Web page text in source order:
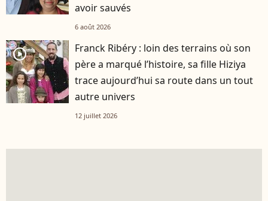
avoir sauvés
6 août 2026
player2
Franck Ribéry : loin des terrains où son
père a marqué l’histoire, sa fille Hiziya
trace aujourd’hui sa route dans un tout
autre univers
12 juillet 2026